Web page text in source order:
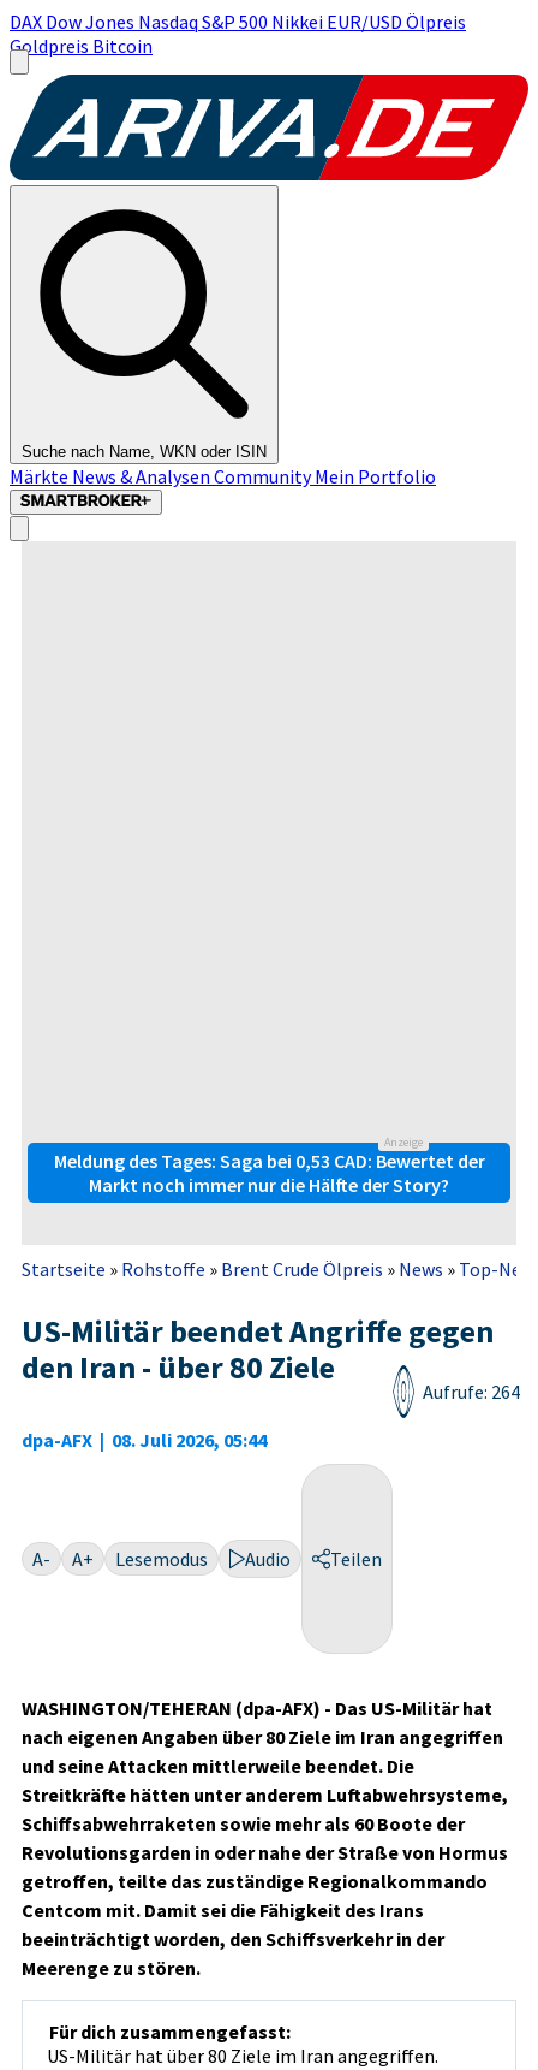
DAX Dow Jones Nasdaq S&P 500 Nikkei EUR/USD Ölpreis
Goldpreis Bitcoin
Suche nach Name, WKN oder ISIN
Märkte News & Analysen CommunityMein Portfolio
Anzeige
Meldung des Tages: Saga bei 0,53 CAD: Bewertet der
Markt noch immer nur die Hälfte der Story?
Startseite » Rohstoffe » Brent Crude Ölpreis » News » Top-
US-Militär beendet Angriffe gegen
den Iran - über 80 Ziele
dpa-AFX | 08. Juli 2026, 05:44
Aufrufe: 264
A- A+ Lesemodus Audio Teilen
WASHINGTON/TEHERAN (dpa-AFX) - Das US-Militär hat
nach eigenen Angaben über 80 Ziele im Iran angegriffen
und seine Attacken mittlerweile beendet. Die
Streitkräfte hätten unter anderem Luftabwehrsysteme,
Schiffsabwehrraketen sowie mehr als 60 Boote der
Revolutionsgarden in oder nahe der Straße von Hormus
getroffen, teilte das zuständige Regionalkommando
Centcom mit. Damit sei die Fähigkeit des Irans
beeinträchtigt worden, den Schiffsverkehr in der
Meerenge zu stören.
Für dich zusammengefasst:
US-Militär hat über 80 Ziele im Iran angegriffen.